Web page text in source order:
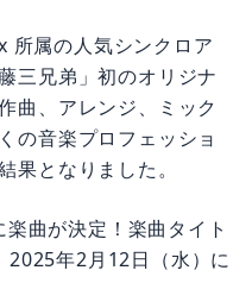
所属の人気シンクロア
三兄弟」初のオリジナ
曲、アレンジ、ミック
の音楽プロフェッショ
果となりました。
曲が決定！楽曲タイト
年2月12日（水）に